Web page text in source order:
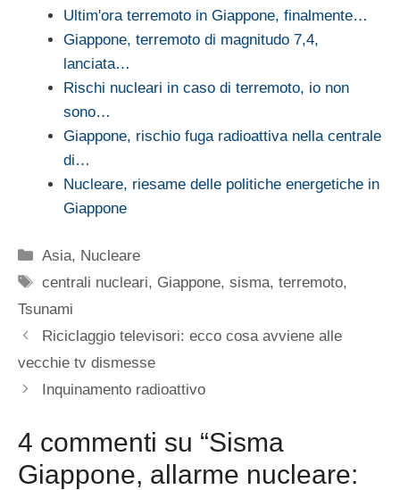
Ultim'ora terremoto in Giappone, finalmente…
Giappone, terremoto di magnitudo 7,4,
lanciata…
Rischi nucleari in caso di terremoto, io non
sono…
Giappone, rischio fuga radioattiva nella centrale
di…
Nucleare, riesame delle politiche energetiche in
Giappone
Categorie
Asia, Nucleare
Tag
centrali nucleari, Giappone,sisma,terremoto,
Tsunami
Riciclaggio televisori: ecco cosa avviene alle
vecchie tv dismesse
Inquinamento radioattivo
4 commenti su “Sisma
Giappone, allarme nucleare: